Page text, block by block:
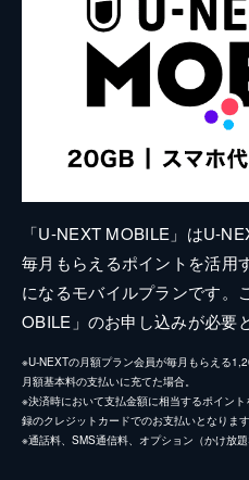
「U-NEXT MOBILE」はU-
毎月もらえるポイントを活用
になるモバイルプランです。
OBILE」のお申し込みが必要
※U-NEXTの月額プラン会員が毎月もらえる
月額基本料の支払いに充てた場合。
※決済時において支払金額に相当するポイン
録のクレジットカードでのお支払いとなります
※通話料、SMS通信料、オプション（かけ放